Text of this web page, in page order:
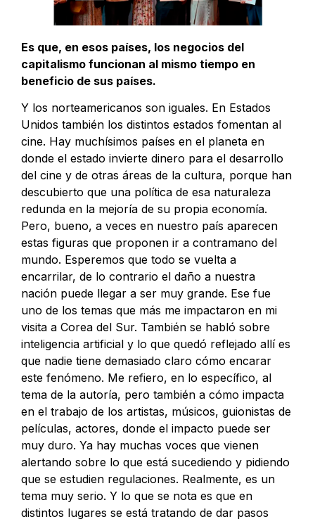
Es que, en esos países, los negocios del
capitalismo funcionan al mismo tiempo en
beneficio de sus países.
Y los norteamericanos son iguales. En Estados
Unidos también los distintos estados fomentan al
cine. Hay muchísimos países en el planeta en
donde el estado invierte dinero para el desarrollo
del cine y de otras áreas de la cultura, porque han
descubierto que una política de esa naturaleza
redunda en la mejoría de su propia economía.
Pero, bueno, a veces en nuestro país aparecen
estas figuras que proponen ir a contramano del
mundo. Esperemos que todo se vuelta a
encarrilar, de lo contrario el daño a nuestra
nación puede llegar a ser muy grande. Ese fue
uno de los temas que más me impactaron en mi
visita a Corea del Sur. También se habló sobre
inteligencia artificial y lo que quedó reflejado allí es
que nadie tiene demasiado claro cómo encarar
este fenómeno. Me refiero, en lo específico, al
tema de la autoría, pero también a cómo impacta
en el trabajo de los artistas, músicos, guionistas de
películas, actores, donde el impacto puede ser
muy duro. Ya hay muchas voces que vienen
alertando sobre lo que está sucediendo y pidiendo
que se estudien regulaciones. Realmente, es un
tema muy serio. Y lo que se nota es que en
distintos lugares se está tratando de dar pasos